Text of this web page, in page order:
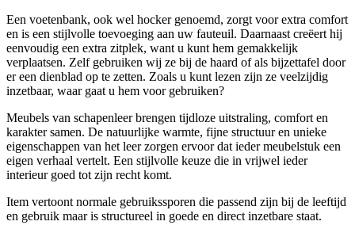
Een voetenbank, ook wel hocker genoemd, zorgt voor extra comfort
en is een stijlvolle toevoeging aan uw fauteuil. Daarnaast creëert hij
eenvoudig een extra zitplek, want u kunt hem gemakkelijk
verplaatsen. Zelf gebruiken wij ze bij de haard of als bijzettafel door
er een dienblad op te zetten. Zoals u kunt lezen zijn ze veelzijdig
inzetbaar, waar gaat u hem voor gebruiken?
Meubels van schapenleer brengen tijdloze uitstraling, comfort en
karakter samen. De natuurlijke warmte, fijne structuur en unieke
eigenschappen van het leer zorgen ervoor dat ieder meubelstuk een
eigen verhaal vertelt. Een stijlvolle keuze die in vrijwel ieder
interieur goed tot zijn recht komt.
Item vertoont normale gebruikssporen die passend zijn bij de leeftijd
en gebruik maar is structureel in goede en direct inzetbare staat.